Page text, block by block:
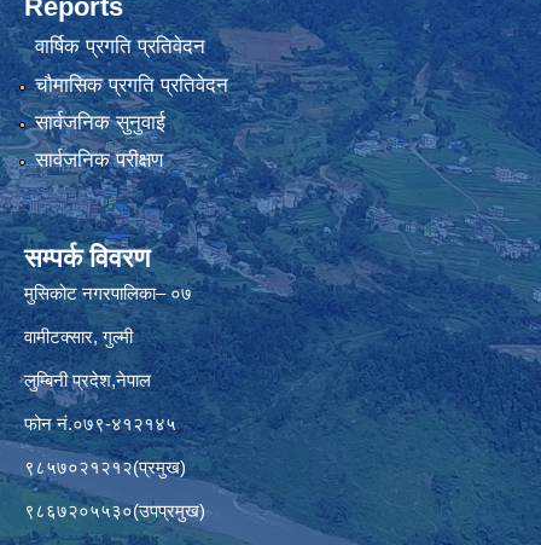
Reports
वार्षिक प्रगति प्रतिवेदन
चौमासिक प्रगति प्रतिवेदन
सार्वजनिक सुनुवाई
सार्वजनिक परीक्षण
सम्पर्क विवरण
मुसिकोट नगरपालिका– ०७
वामीटक्सार, गुल्मी
लुम्बिनी प्रदेश,नेपाल
फोन नं.०७९-४१२१४५
९८५७०२१२१२(प्रमुख)
९८६७२०५५३०(उपप्रमुख)